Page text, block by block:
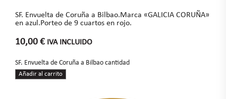
SF. Envuelta de Coruña a Bilbao.Marca «GALICIA CORUÑA»
en azul.Porteo de 9 cuartos en rojo.
10,00 € IVA INCLUIDO
SF. Envuelta de Coruña a Bilbao cantidad
Añadir al carrito